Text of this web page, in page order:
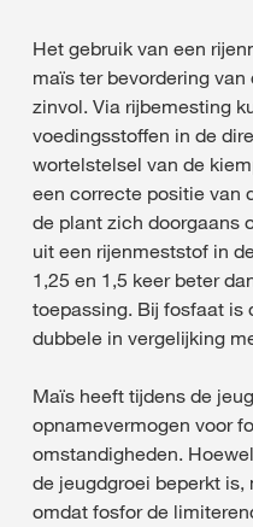
Het gebruik van een
maïs ter bevordering
zinvol. Via rijbemesting
voedingsstoffen in de
wortelstelsel van de
een correcte positie van
de plant zich doorgaans
uit een rijenmeststof in
1,25 en 1,5 keer beter
toepassing. Bij fosfaat is
dubbele in vergelijking
Maïs heeft tijdens de
opnamevermogen voor
omstandigheden.
de jeugdgroei beperkt is,
omdat fosfor de